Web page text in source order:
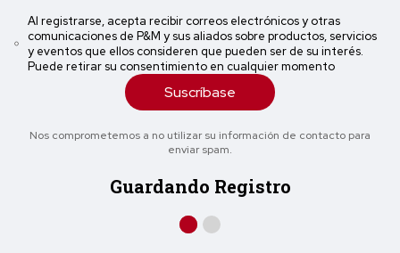
Al registrarse, acepta recibir correos electrónicos y otras
comunicaciones de P&M y sus aliados sobre productos, servicios
y eventos que ellos consideren que pueden ser de su interés.
Puede retirar su consentimiento en cualquier momento
Suscríbase
Nos comprometemos a no utilizar su información de contacto para
enviar spam.
Guardando Registro